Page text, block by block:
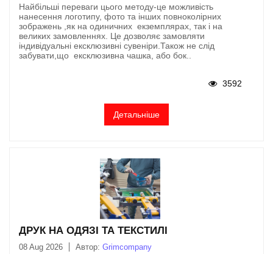
Найбільші переваги цього методу-це можливість
нанесення логотипу, фото та інших повноколірних
зображень ,як на одиничних екземплярах, так і на
великих замовленнях. Це дозволяє замовляти
індивідуальні ексклюзивні сувеніри.Також не слід
забувати,що ексклюзивна чашка, або бок..
Детальніше
3592
ДРУК НА ОДЯЗІ ТА ТЕКСТИЛІ
08 Aug 2026 Автор: Grimcompany